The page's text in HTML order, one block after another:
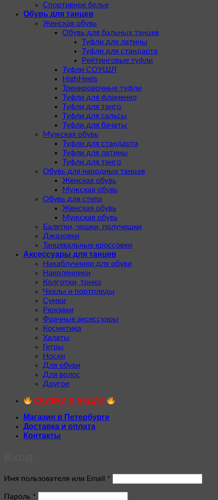
Спортивное белье
Обувь для танцев
Женская обувь
Обувь для бальных танцев
Туфли для латины
Туфли для стандарта
Рейтинговые туфли
Туфли СОУШЛ
HighHeels
Тренировочные туфли
Туфли для фламенко
Туфли для танго
Туфли для сальсы
Туфли для бачаты
Мужская обувь
Туфли для стандарта
Туфли для латины
Туфли для танго
Обувь для народных танцев
Женская обувь
Мужская обувь
Обувь для степа
Женская обувь
Мужская обувь
Балетки, чешки, получешки
Джазовки
Танцевальные кроссовки
Аксессуары для танцев
Накаблучники для обуви
Наколенники
Колготки, трико
Чехлы и портпледы
Сумки
Рюкзаки
Фрачные аксессуары
Косметика
Халаты
Гетры
Носки
Для обуви
Для волос
Другое
СКИДКИ И АКЦИИ
Магазин в Петербурге
Доставка и оплата
Контакты
Имя пользователя или Email *
Пароль *